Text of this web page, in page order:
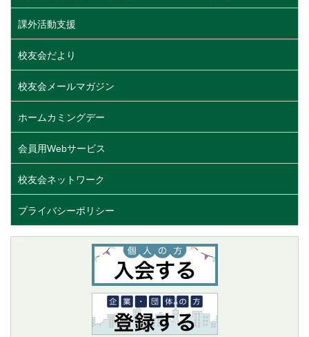
課外活動支援
校友会だより
校友会メールマガジン
ホームカミングデー
会員用Webサービス
校友会ネットワーク
プライバシーポリシー